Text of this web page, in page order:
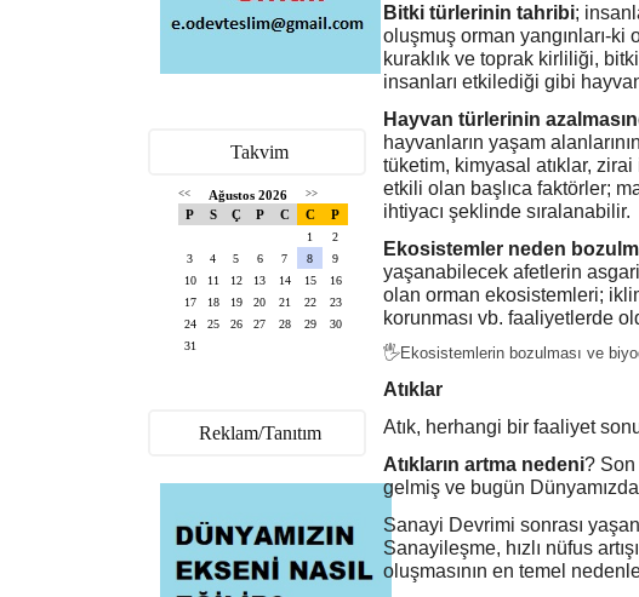
Takvim
<< Ağustos 2026 >>
P S Ç P C C P
1
2
3
4 5 6 7 8
9
10
11 12 13 14 15
16
17
18 19 20 21 22
23
24
25 26 27 28 29
30
31
Reklam/Tanıtım
Bitki türlerinin tahribi;
oluşmuş orman yangınları-ki
kuraklık ve toprak kirliliği,
insanları etkilediği gibi
Hayvan türlerinin
hayvanların yaşam
tüketim, kimyasal atıklar,
etkili olan başlıca faktörler;
ihtiyacı şeklinde sıralanabilir.
Ekosistemler neden
yaşanabilecek afetlerin
olan orman ekosistemleri;
korunması vb. faaliyetlerde
🖐Ekosistemlerin bozulması ve
Atıklar
Atık, herhangi bir faaliyet
Atıkların artma nedeni? Son
gelmiş ve bugün
Sanayi Devrimi sonrası
Sanayileşme, hızlı nüfus
oluşmasının en temel